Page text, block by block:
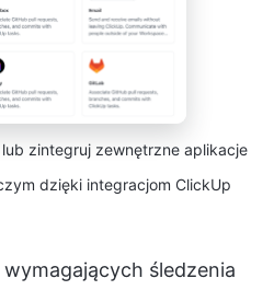
zintegruj zewnętrzne aplikacje
dzięki integracjom ClickUp
śledzenia